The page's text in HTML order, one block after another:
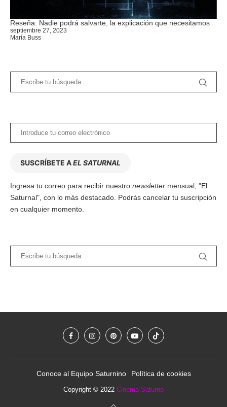
Reseña: Nadie podrá salvarte, la explicación que necesitamos
septiembre 27, 2023
María Buss
SUSCRÍBETE AEL SATURNAL
Ingresa tu correo para recibir nuestro newsletter mensual, "El
Saturnal", con lo más destacado. Podrás cancelar tu suscripción
en cualquier momento.
Conoce al Equipo Saturnino Política de cookies
Copyright © 2022 Cinema Saturno